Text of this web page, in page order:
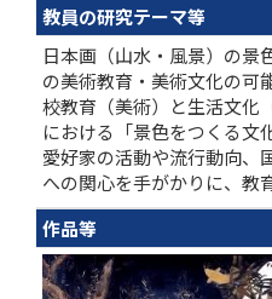
教員の研究テーマ等
日本画（山水・風景）の景
の美術教育・美術文化の可
校教育（美術）と生活文化
における「景色をつくる文
愛好家の活動や流行動向、
への関心を手がかりに、教
作品等